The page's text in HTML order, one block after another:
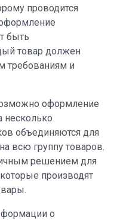
проводится
быть
товар должен
требованиям и
оформление
несколько
объединяются для
всю группу товаров.
решением для
производят
о